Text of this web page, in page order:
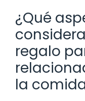
¿Qué
regalo
la